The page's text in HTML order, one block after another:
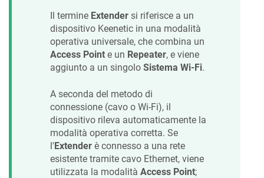
Il termine Extender si riferisce a un
dispositivo Keenetic in una modalità
operativa universale, che combina un
Access Point e un Repeater, e viene
aggiunto a un singolo Sistema Wi-Fi.
A seconda del metodo di
connessione (cavo o Wi-Fi), il
dispositivo rileva automaticamente la
modalità operativa corretta. Se
l'Extender è connesso a una rete
esistente tramite cavo Ethernet, viene
utilizzata la modalità Access Point;